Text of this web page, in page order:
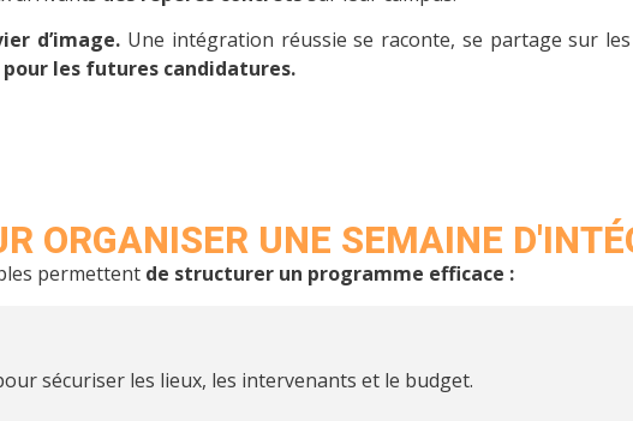
d’image. Une intégration réussie se raconte, se partage sur
les futures candidatures.
ORGANISER UNE SEMAINE
permettent de structurer un programme efficace :
sécuriser les lieux, les intervenants et le budget.